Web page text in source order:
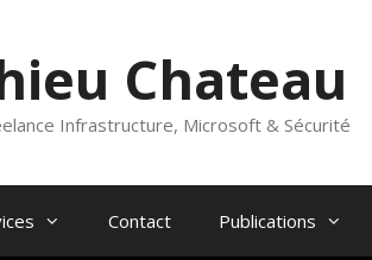
Chateau
Infrastructure, Microsoft & Sécurité
Contact Publications